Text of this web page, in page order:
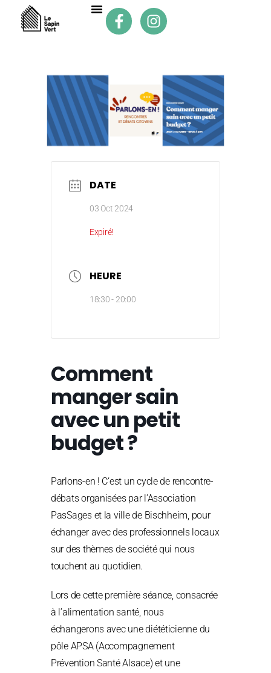
DATE
03 Oct 2024
Expiré!
HEURE
18:30 - 20:00
Comment
manger sain
avec un petit
budget ?
Parlons-en ! C‘est un cycle de rencontre-
débats organisées par l’Association
PasSages et la ville de Bischheim, pour
échanger avec des professionnels locaux
sur des thèmes de société qui nous
touchent au quotidien.
Lors de cette première séance, consacrée
à l’alimentation santé, nous
échangerons avec une diététicienne du
pôle APSA (Accompagnement
Prévention Santé Alsace) et une